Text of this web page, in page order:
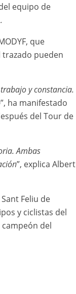
equipo de
que
pueden
y constancia.
”, ha manifestado
del Tour de
Ambas
”, explica Albert
Feliu de
y ciclistas del
del